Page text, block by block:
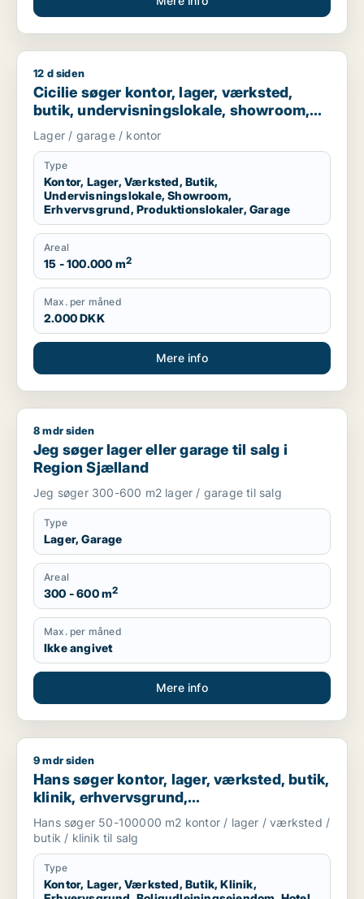
Cicilie søger kontor, lager, værksted, butik,
12 d siden
Cicilie søger kontor, lager, værksted,
butik, undervisningslokale, showroom,
erhvervsgrund, produktionslokaler eller
garage til leje i Region Sjælland eller
Nordsjælland
Lager / garage / kontor
Type
Kontor, Lager, Værksted, Butik,
Undervisningslokale, Showroom,
Erhvervsgrund, Produktionslokaler, Garage
Areal
15 - 100.000 m2
Max. per måned
2.000 DKK
Mere info
Jeg søger lager eller garage til salg i Region Sjælland
8 mdr siden
Jeg søger lager eller garage til salg i
Region Sjælland
Jeg søger 300-600 m2 lager / garage til salg
Type
Lager, Garage
Areal
300 - 600 m2
Max. per måned
Ikke angivet
Mere info
Hans søger kontor, lager, værksted, butik, klinik,
9 mdr siden
Hans søger kontor, lager, værksted, butik,
klinik, erhvervsgrund,
boligudlejningsejendom, hotel,
produktionslokaler eller garage til salg i
Region Sjælland
Hans søger 50-100000 m2 kontor / lager / værksted /
butik / klinik til salg
Type
Kontor, Lager, Værksted, Butik, Klinik,